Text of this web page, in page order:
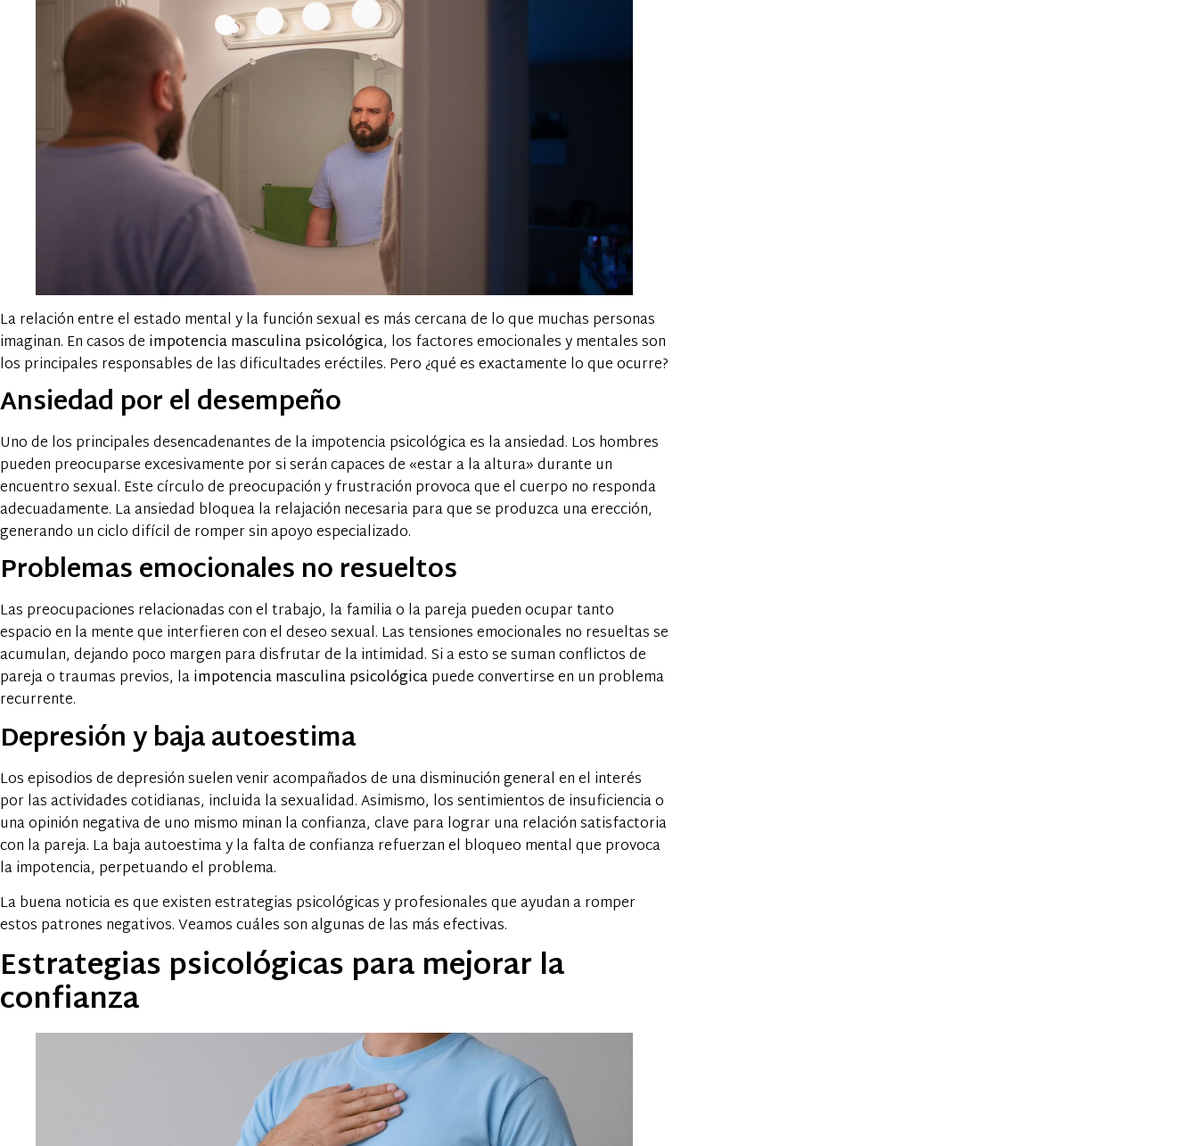
La relación entre el estado mental y la función sexual es más cercana de lo que muchas personas
imaginan. En casos de impotencia masculina psicológica, los factores emocionales y mentales son
los principales responsables de las dificultades eréctiles. Pero ¿qué es exactamente lo que ocurre?
Ansiedad por el desempeño
Uno de los principales desencadenantes de la impotencia psicológica es la ansiedad. Los hombres
pueden preocuparse excesivamente por si serán capaces de «estar a la altura» durante un
encuentro sexual. Este círculo de preocupación y frustración provoca que el cuerpo no responda
adecuadamente. La ansiedad bloquea la relajación necesaria para que se produzca una erección,
generando un ciclo difícil de romper sin apoyo especializado.
Problemas emocionales no resueltos
Las preocupaciones relacionadas con el trabajo, la familia o la pareja pueden ocupar tanto
espacio en la mente que interfieren con el deseo sexual. Las tensiones emocionales no resueltas se
acumulan, dejando poco margen para disfrutar de la intimidad. Si a esto se suman conflictos de
pareja o traumas previos, laimpotencia masculina psicológicapuede convertirse en un problema
recurrente.
Depresión y baja autoestima
Los episodios de depresión suelen venir acompañados de una disminución general en el interés
por las actividades cotidianas, incluida la sexualidad. Asimismo, los sentimientos de insuficiencia o
una opinión negativa de uno mismo minan la confianza, clave para lograr una relación satisfactoria
con la pareja. La baja autoestima y la falta de confianza refuerzan el bloqueo mental que provoca
la impotencia, perpetuando el problema.
La buena noticia es que existen estrategias psicológicas y profesionales que ayudan a romper
estos patrones negativos. Veamos cuáles son algunas de las más efectivas.
Estrategias psicológicas para mejorar la
confianza